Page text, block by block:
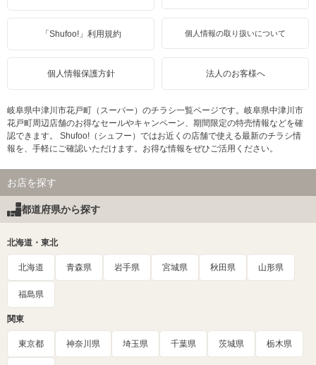
「Shufoo!」利用規約 個人情報の取り扱いについて
個人情報保護方針 法人のお客様へ
岐阜県中津川市花戸町（スーパー）のチラシ一覧ページです。岐阜県中津川市
花戸町周辺店舗のお得なセールやキャンペーン、期間限定の特売情報などを確
認できます。 Shufoo!（シュフー）ではお近くの店舗で使える最新のチラシ情
報を、手軽にご確認いただけます。お得な情報をぜひご活用ください。
お店を探す
都道府県から探す
北海道・東北
北海道 青森県 岩手県 宮城県 秋田県 山形県
福島県
関東
東京都 神奈川県 埼玉県 千葉県 茨城県 栃木県